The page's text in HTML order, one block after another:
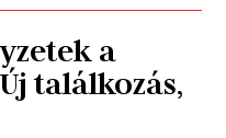
a
találkozás,